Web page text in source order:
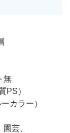
無
）
ラー）
芸、